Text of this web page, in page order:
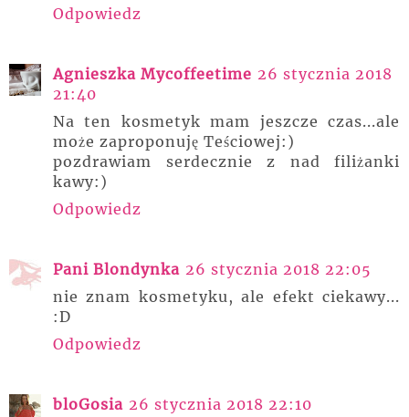
Odpowiedz
Agnieszka Mycoffeetime 26 stycznia 2018
21:40
Na ten kosmetyk mam jeszcze czas...ale
może zaproponuję Teściowej:)
pozdrawiam serdecznie z nad filiżanki
kawy:)
Odpowiedz
Pani Blondynka 26 stycznia 2018 22:05
nie znam kosmetyku, ale efekt ciekawy...
:D
Odpowiedz
bloGosia 26 stycznia 2018 22:10